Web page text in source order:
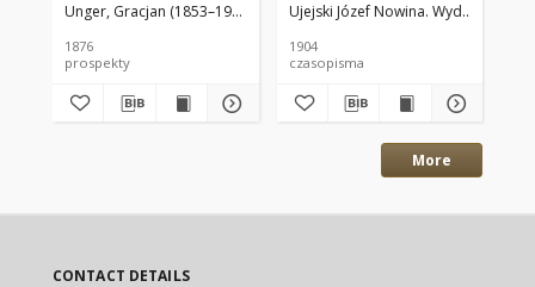
Unger, Gracjan (1853–1911)
1876
prospekty
Ujejski Józef Nowina. Wyd.
1904
czasopisma
More
CONTACT DETAILS